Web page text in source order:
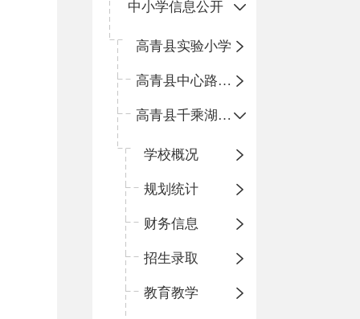
中小学信息公开
高青县实验小学
高青县中心路小学
高青县千乘湖小学
学校概况
规划统计
财务信息
招生录取
教育教学